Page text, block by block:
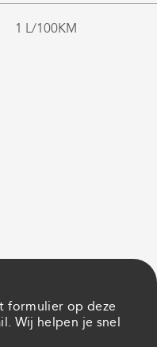
1 L/100KM
formulier op deze
Wij helpen je snel